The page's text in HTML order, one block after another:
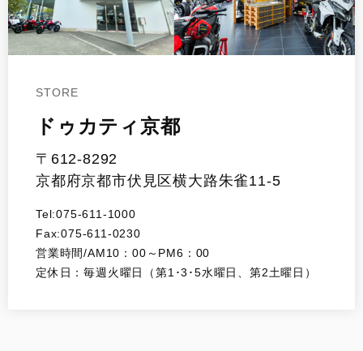
STORE
ドゥカティ京都
〒612-8292
京都府京都市伏見区横大路朱雀11-5
Tel:075-611-1000
Fax:075-611-0230
営業時間/AM10：00～PM6：00
定休日：毎週火曜日（第1･3･5水曜日、第2土曜日）